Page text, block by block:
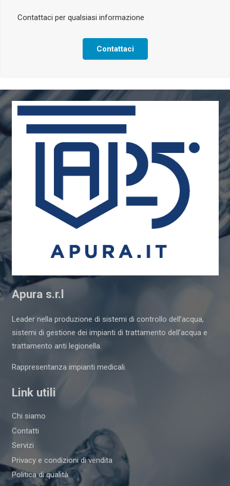
Contattaci per qualsiasi informazione
Contattaci
Apura s.r.l
Leader nella produzione di sistemi di controllo dell’acqua,
sistemi di gestione dei impianti di trattamento dell’acqua e
trattamento anti legionella.
Rappresentanza impianti medicali.
Link utili
Chi siamo
Contatti
Servizi
Privacy e condizioni di vendita
Politica di qualità